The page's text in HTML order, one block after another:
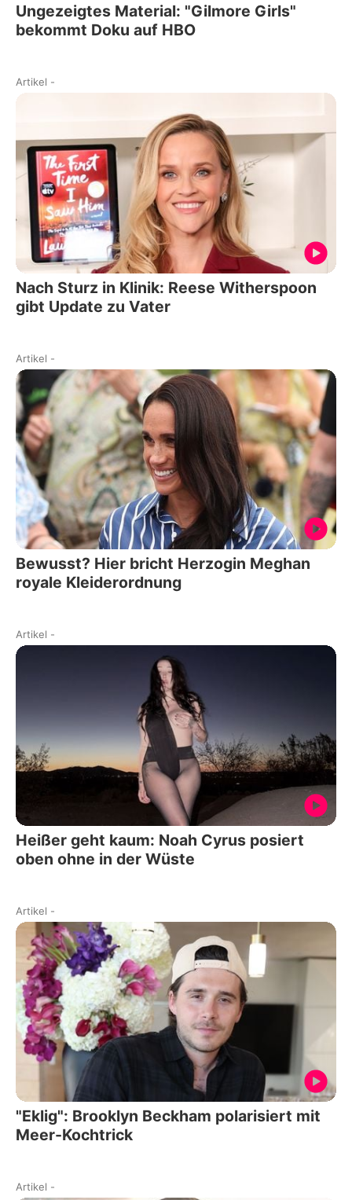
Ungezeigtes Material: "Gilmore Girls"
bekommt Doku auf HBO
Artikel -
Nach Sturz in Klinik: Reese Witherspoon
gibt Update zu Vater
Artikel -
Bewusst? Hier bricht Herzogin Meghan
royale Kleiderordnung
Artikel -
Heißer geht kaum: Noah Cyrus posiert
oben ohne in der Wüste
Artikel -
"Eklig": Brooklyn Beckham polarisiert mit
Meer-Kochtrick
Artikel -